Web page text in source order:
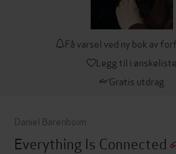
Få varsel ved ny bok av
Legg til i ønskeliste
Gratis utdrag
Daniel Barenboim
Everything Is Connected